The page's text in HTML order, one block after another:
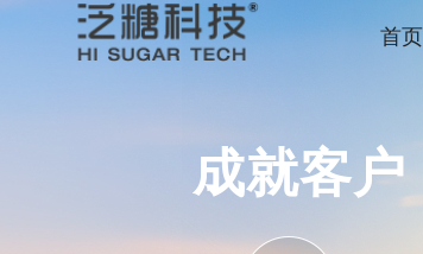
首页
成就客